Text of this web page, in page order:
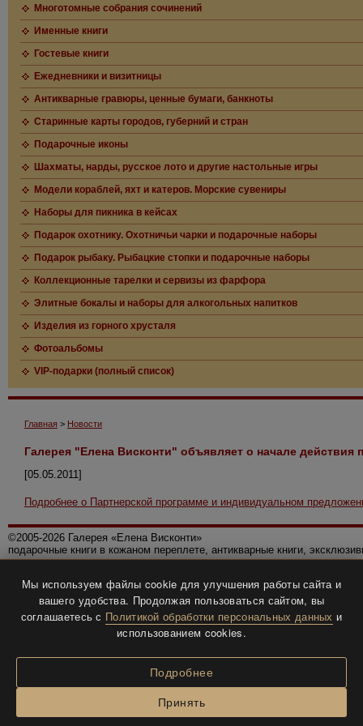
Многотомные собрания сочинений
Именные книги
Гостевые книги
Ежедневники и визитницы
Антикварные гравюры, ценные бумаги, банкноты
Старинные карты городов, губерний и стран
Подарочные иконы
Шахматы, нарды, русское лото и другие настольные игры
Модели кораблей, яхт и катеров. Морские сувениры
Наборы для пикника в кейсах
Подарок охотнику. Охотничьи чарки и подарочные наборы
Подарок рыбаку. Рыбацкие стопки и подарочные наборы
Коллекционные тарелки и сервизы из фарфора
Элитные бокалы и наборы для алкогольных напитков
Изделия из горного хрусталя
Фотоальбомы
VIP-подарки (полный список)
Главная > Новости
Галерея "Елена Висконти" объявляет о начале
[05.05.2011]
Подробнее о Партнерской программе и индивидуальном
©2005-2026 Галерея «Елена Висконти»
подарочные книги в кожаном переплете, антикварные книги,
Политика конфиденциальности
Все права защищены.
Разработка и дизайнBTV-info.
Мы используем файлы cookie для улучшения работы сайта и
вашего удобства. Продолжая пользоваться сайтом, вы
соглашаетесь с Политикой обработки персональных данных и
использованием cookies.
Подробнее
Принять